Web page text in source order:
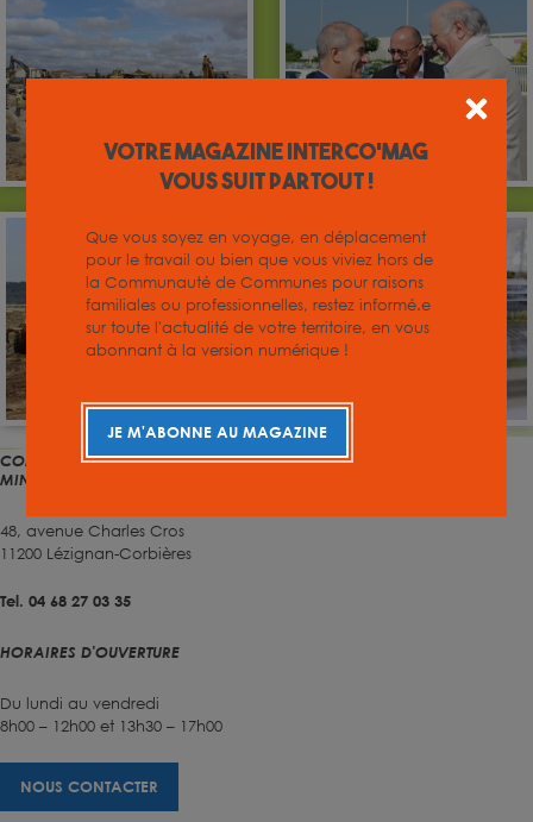
COMMUNAUTÉ DE COMMUNES RÉGION LÉZIGNANAISE CORBIÈRES
MINERVOIS
48, avenue Charles Cros
11200 Lézignan-Corbières
Tel. 04 68 27 03 35
HORAIRES D'OUVERTURE
Du lundi au vendredi
8h00 – 12h00 et 13h30 – 17h00
NOUS CONTACTER
Votre magazine INTERCO'MAG
vous suit partout !
Que vous soyez en voyage, en déplacement
pour le travail ou bien que vous viviez hors de
la Communauté de Communes pour raisons
familiales ou professionnelles, restez informé.e
sur toute l'actualité de votre territoire, en vous
abonnant à la version numérique !
JE M'ABONNE AU MAGAZINE